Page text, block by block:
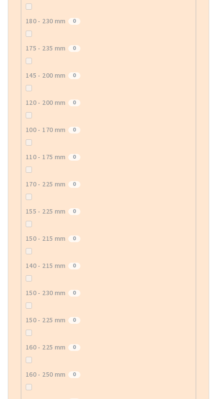
180 - 230 mm 0
175 - 235 mm 0
145 - 200 mm 0
120 - 200 mm 0
100 - 170 mm 0
110 - 175 mm 0
170 - 225 mm 0
155 - 225 mm 0
150 - 215 mm 0
140 - 215 mm 0
150 - 230 mm 0
150 - 225 mm 0
160 - 225 mm 0
160 - 250 mm 0